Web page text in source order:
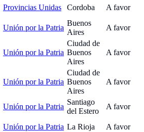
Provincias Unidas Cordoba
A favor
Unión por la Patria
Buenos
Aires
A favor
Unión por la Patria
Ciudad de
Buenos
Aires
A favor
Unión por la Patria
Ciudad de
Buenos
Aires
A favor
Unión por la Patria
Santiago
del Estero
A favor
Unión por la Patria La Rioja A favor